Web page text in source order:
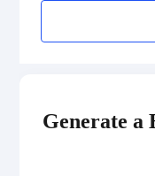
Generate a